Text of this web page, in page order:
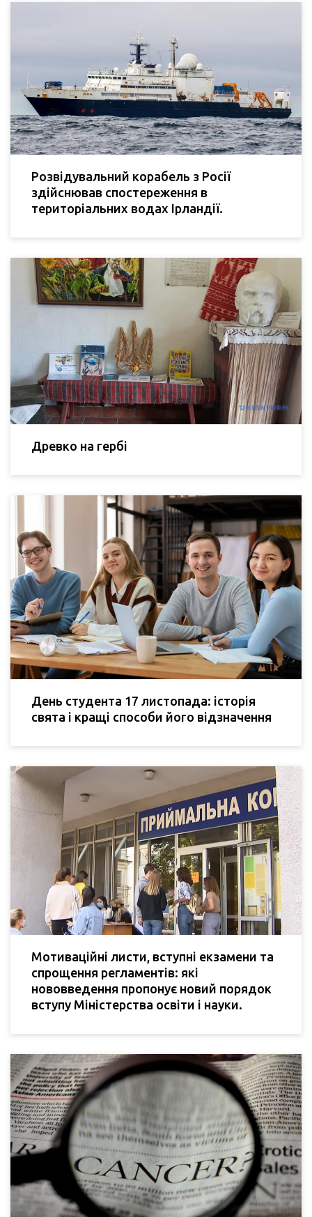
Розвідувальний корабель з Росії
здійснював спостереження в
територіальних водах Ірландії.
Древко на гербі
День студента 17 листопада: історія
свята і кращі способи його відзначення
Мотиваційні листи, вступні екзамени та
спрощення регламентів: які
нововведення пропонує новий порядок
вступу Міністерства освіти і науки.